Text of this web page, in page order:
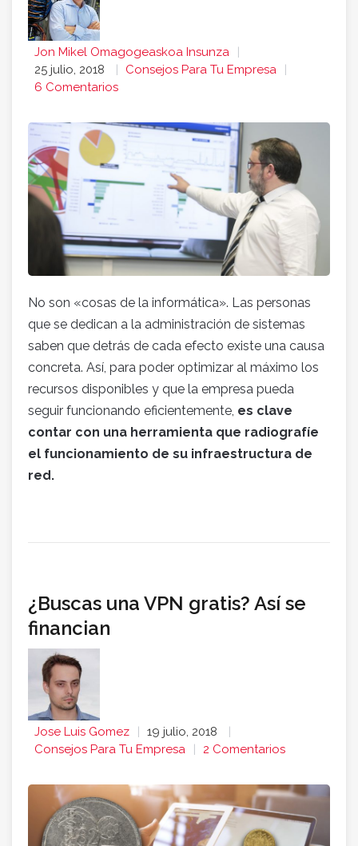
Jon Mikel Omagogeaskoa Insunza
25 julio, 2018
Consejos Para Tu Empresa
6 Comentarios
No son «cosas de la informática». Las personas
que se dedican a la administración de sistemas
saben que detrás de cada efecto existe una causa
concreta. Así, para poder optimizar al máximo los
recursos disponibles y que la empresa pueda
seguir funcionando eficientemente, es clave
contar con una herramienta que radiografíe
el funcionamiento de su infraestructura de
red.
¿Buscas una VPN gratis? Así se
financian
Jose Luis Gomez
19 julio, 2018
Consejos Para Tu Empresa
2 Comentarios